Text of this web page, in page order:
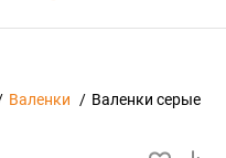
Валенки Валенки серые